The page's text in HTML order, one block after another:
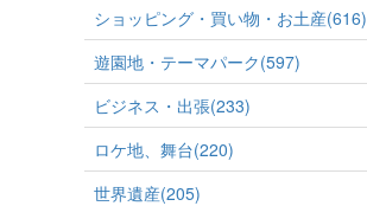
ショッピング・買い物・お土産(616)
遊園地・テーマパーク(597)
ビジネス・出張(233)
ロケ地、舞台(220)
世界遺産(205)